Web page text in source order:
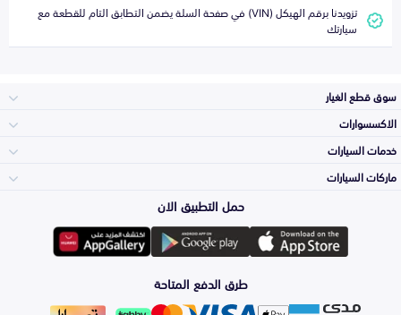
تزويدنا برقم الهيكل (VIN) في صفحة السلة يضمن التطابق التام للقطعة مع
سيارتك
سوق قطع الغيار
المكائن، القيرات
وملحقاتها
الشمعات
والاصطبات (الاضاءة)
الاكسسوارات
لوازم الرحلات
خدمات السيارات
الأكثر مبيعاً
ماركات السيارات
تويوتا
هيونداي
حمل التطبيق الان
طرق الدفع المتاحة